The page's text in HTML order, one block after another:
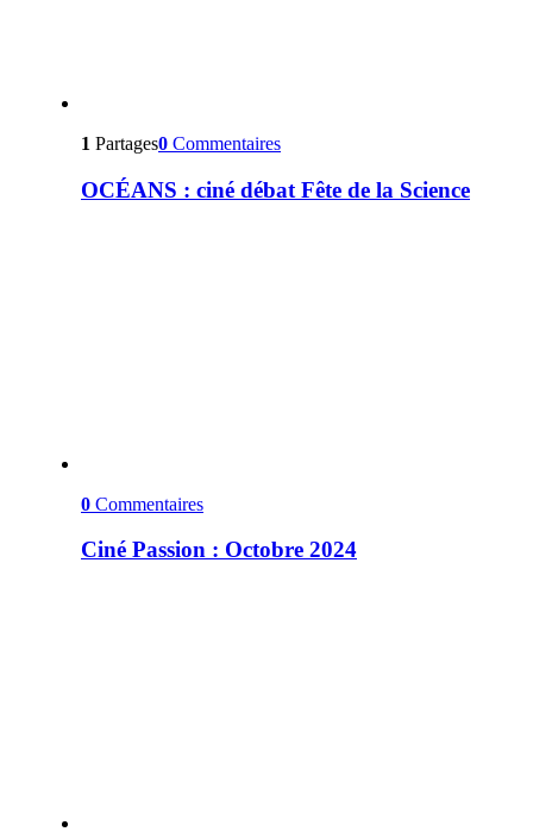
1 Partages0 Commentaires
OCÉANS : ciné débat Fête de la Science
0 Commentaires
Ciné Passion : Octobre 2024